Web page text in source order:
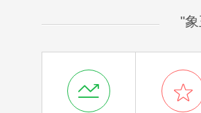
"
 